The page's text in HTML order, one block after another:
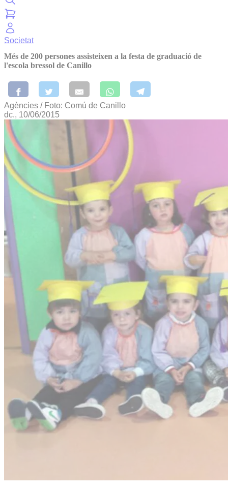
Societat
Més de 200 persones assisteixen a la festa de graduació de
l'escola bressol de Canillo
Agències / Foto: Comú de Canillo
dc., 10/06/2015